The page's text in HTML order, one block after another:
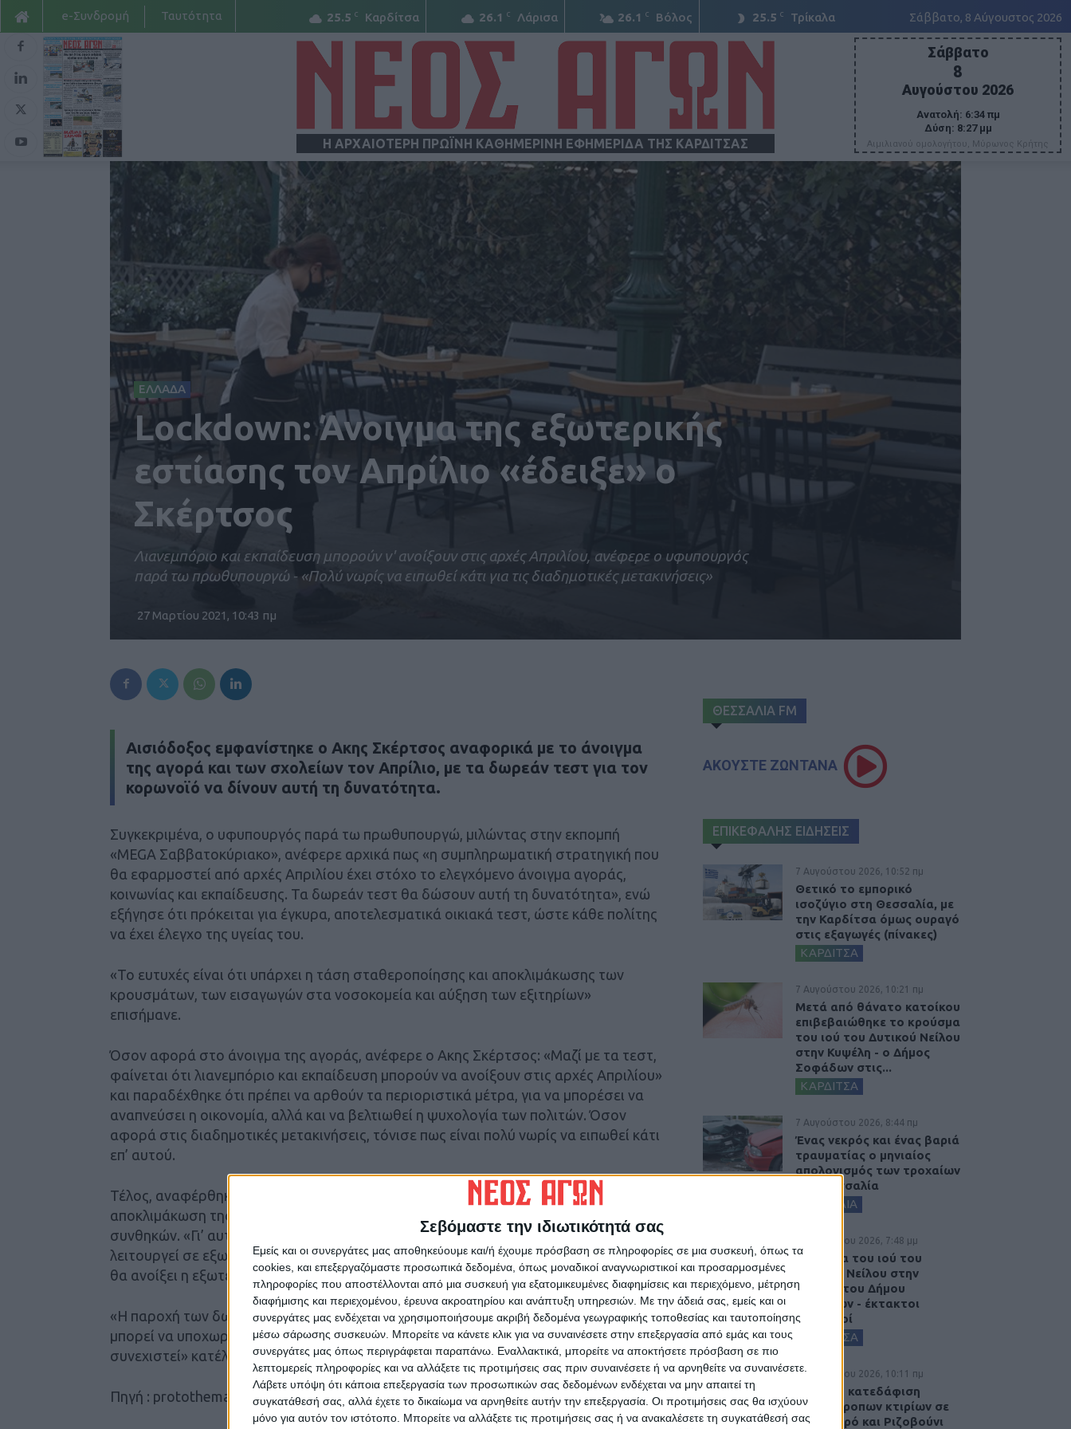
Σεβόμαστε την ιδιωτικότητά σας
Εμείς και οι συνεργάτες μας αποθηκεύουμε και/ή έχουμε πρόσβαση σε πληροφορίες σε μια συσκευή, όπως τα
cookies, και επεξεργαζόμαστε προσωπικά δεδομένα, όπως μοναδικοί αναγνωριστικοί και προσαρμοσμένες
πληροφορίες που αποστέλλονται από μια συσκευή για εξατομικευμένες διαφημίσεις και περιεχόμενο, μέτρηση
διαφήμισης και περιεχομένου, έρευνα ακροατηρίου και ανάπτυξη υπηρεσιών. Με την άδειά σας, εμείς και οι
συνεργάτες μας ενδέχεται να χρησιμοποιήσουμε ακριβή δεδομένα γεωγραφικής τοποθεσίας και ταυτοποίησης
μέσω σάρωσης συσκευών. Μπορείτε να κάνετε κλικ για να συναινέσετε στην επεξεργασία από εμάς και τους
συνεργάτες μας όπως περιγράφεται παραπάνω. Εναλλακτικά, μπορείτε να αποκτήσετε πρόσβαση σε πιο
λεπτομερείς πληροφορίες και να αλλάξετε τις προτιμήσεις σας πριν συναινέσετε ή να αρνηθείτε να συναινέσετε.
Λάβετε υπόψη ότι κάποια επεξεργασία των προσωπικών σας δεδομένων ενδέχεται να μην απαιτεί τη
συγκατάθεσή σας, αλλά έχετε το δικαίωμα να αρνηθείτε αυτήν την επεξεργασία. Οι προτιμήσεις σας θα ισχύουν
μόνο για αυτόν τον ιστότοπο. Μπορείτε να αλλάξετε τις προτιμήσεις σας ή να ανακαλέσετε τη συγκατάθεσή σας
25.5 C Καρδίτσα 26.1 C Λάρισα 26.1 C Βόλος 25.5 C Τρίκαλα Σάββατο, 8 Αύγουστος 2026
e-Συνδρομή Ταυτότητα
Η ΑΡΧΑΙΟΤΕΡΗ ΠΡΩΪΝΗ ΚΑΘΗΜΕΡΙΝΗ ΕΦΗΜΕΡΙΔΑ ΤΗΣ ΚΑΡΔΙΤΣΑΣ
Σάββατο
8
Αυγούστου 2026
Ανατολή: 6:34 πμ
Δύση: 8:27 μμ
Αιμιλιανού ομολογήτου, Μύρωνος Κρήτης
ΕΛΛΑΔΑ
Lockdown: Άνοιγμα της εξωτερικής
εστίασης τον Απρίλιο «έδειξε» ο
Σκέρτσος
Λιανεμπόριο και εκπαίδευση μπορούν ν' ανοίξουν στις αρχές Απριλίου, ανέφερε ο υφυπουργός
παρά τω πρωθυπουργώ - «Πολύ νωρίς να ειπωθεί κάτι για τις διαδημοτικές μετακινήσεις»
27 Μαρτίου 2021, 10:43 πμ
Αισιόδοξος εμφανίστηκε ο Ακης Σκέρτσος αναφορικά με το άνοιγμα
της αγορά και των σχολείων τον Απρίλιο, με τα δωρεάν τεστ για τον
κορωνοϊό να δίνουν αυτή τη δυνατότητα.
Συγκεκριμένα, ο υφυπουργός παρά τω πρωθυπουργώ, μιλώντας στην εκπομπή
«MEGA Σαββατοκύριακο», ανέφερε αρχικά πως «η συμπληρωματική στρατηγική που
θα εφαρμοστεί από αρχές Απριλίου έχει στόχο το ελεγχόμενο άνοιγμα αγοράς,
κοινωνίας και εκπαίδευσης. Τα δωρεάν τεστ θα δώσουν αυτή τη δυνατότητα», ενώ
εξήγησε ότι πρόκειται για έγκυρα, αποτελεσματικά οικιακά τεστ, ώστε κάθε πολίτης
να έχει έλεγχο της υγείας του.
«Το ευτυχές είναι ότι υπάρχει η τάση σταθεροποίησης και αποκλιμάκωσης των
κρουσμάτων, των εισαγωγών στα νοσοκομεία και αύξηση των εξιτηρίων»
επισήμανε.
Όσον αφορά στο άνοιγμα της αγοράς, ανέφερε ο Ακης Σκέρτσος: «Μαζί με τα τεστ,
φαίνεται ότι λιανεμπόριο και εκπαίδευση μπορούν να ανοίξουν στις αρχές Απριλίου»
και παραδέχθηκε ότι πρέπει να αρθούν τα περιοριστικά μέτρα, για να μπορέσει να
αναπνεύσει η οικονομία, αλλά και να βελτιωθεί η ψυχολογία των πολιτών. Όσον
αφορά στις διαδημοτικές μετακινήσεις, τόνισε πως είναι πολύ νωρίς να ειπωθεί κάτι
επ’ αυτού.
Τέλος, αναφέρθηκε σε ακόμα έναν παράγοντα που θα βοηθήσει για την
αποκλιμάκωση της πίεσης από την πανδημία και αυτός είναι η βελτίωση των καιρικών
συνθηκών. «Γι’ αυτό απελευθερώνουμε δραστηριότητες που βοηθούν τον κόσμο να
λειτουργεί σε εξωτερικούς χώρους» τόνισε και υπογράμμισε πως μέσα στον Απρίλιο
θα ανοίξει η εξωτερική εστίαση.
«Η παροχή των δωρεάν τεστ θα ισχύσει για Απρίλιο και Μάιο και από τον Ιούνιο θα
μπορεί να υποχωρήσει λόγω των αυξημένων εμβολιασμών. Αν χρειαστεί όμως, θα
συνεχιστεί» κατέληξε ο κ. Σκέρτσος.
Πηγή : protothema
ΘΕΣΣΑΛΙΑ FM
ΑΚΟΥΣΤΕ ΖΩΝΤΑΝΑ
ΕΠΙΚΕΦΑΛΗΣ ΕΙΔΗΣΕΙΣ
7 Αυγούστου 2026, 10:52 πμ
Θετικό το εμπορικό
ισοζύγιο στη Θεσσαλία, με
την Καρδίτσα όμως ουραγό
στις εξαγωγές (πίνακες)
ΚΑΡΔΙΤΣΑ
7 Αυγούστου 2026, 10:21 πμ
Μετά από θάνατο κατοίκου
επιβεβαιώθηκε το κρούσμα
του ιού του Δυτικού Νείλου
στην Κυψέλη - ο Δήμος
Σοφάδων στις...
ΚΑΡΔΙΤΣΑ
7 Αυγούστου 2026, 8:44 πμ
Ένας νεκρός και ένας βαριά
τραυματίας ο μηνιαίος
απολογισμός των τροχαίων
στη Θεσσαλία
ΘΕΣΣΑΛΙΑ
6 Αυγούστου 2026, 7:48 μμ
Κρούσμα του ιού του
Δυτικού Νείλου στην
Κυψέλη του Δήμου
Σοφάδων - έκτακτοι
ψεκασμοί
ΚΑΡΔΙΤΣΑ
6 Αυγούστου 2026, 10:11 πμ
Ξεκινά η κατεδάφιση
ετοιμόρροπων κτιρίων σε
Αγναντερό και Ριζοβούνι